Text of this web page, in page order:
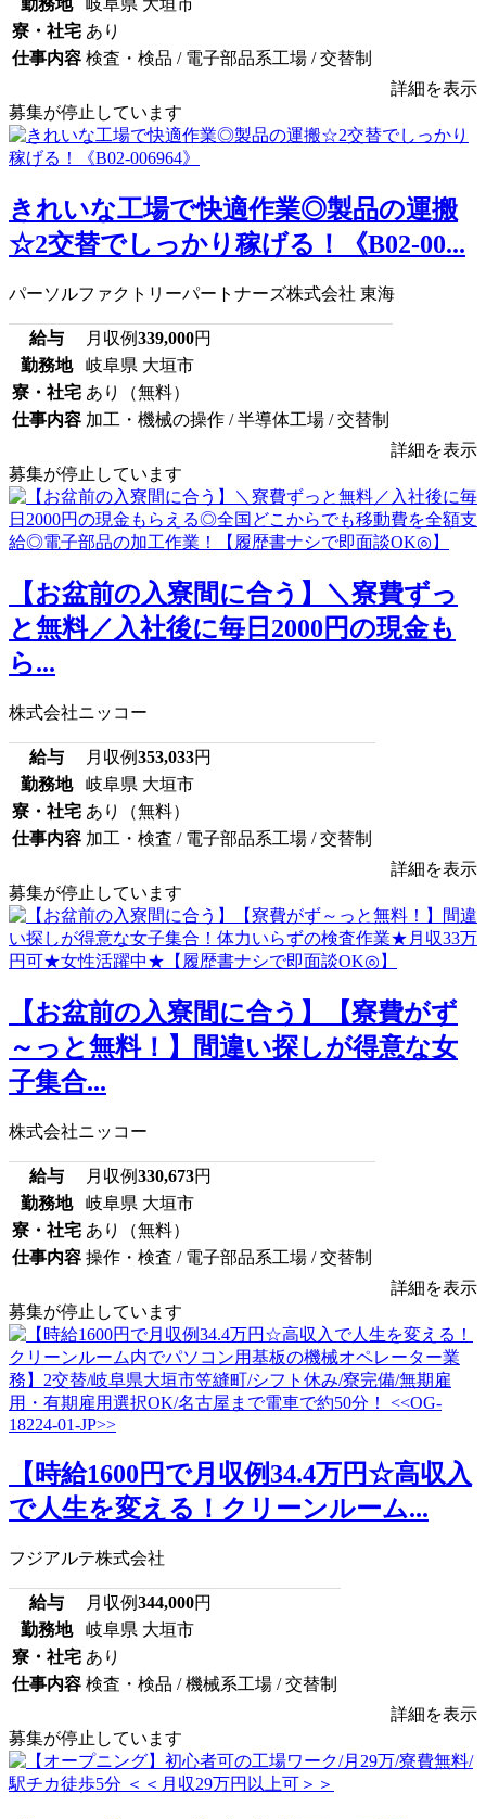
勤務地
岐阜県 大垣市
寮・社宅 あり
仕事内容 検査・検品 / 電子部品系工場 / 交替制
詳細を表示
募集が停止しています
きれいな工場で快適作業◎製品の運搬
☆2交替でしっかり稼げる！《B02-00...
パーソルファクトリーパートナーズ株式会社 東海
給与 月収例339,000円
勤務地
岐阜県 大垣市
寮・社宅 あり（無料）
仕事内容 加工・機械の操作 / 半導体工場 / 交替制
詳細を表示
募集が停止しています
【お盆前の入寮間に合う】＼寮費ずっ
と無料／入社後に毎日2000円の現金も
ら...
株式会社ニッコー
給与 月収例353,033円
勤務地
岐阜県 大垣市
寮・社宅 あり（無料）
仕事内容 加工・検査 / 電子部品系工場 / 交替制
詳細を表示
募集が停止しています
【お盆前の入寮間に合う】【寮費がず
～っと無料！】間違い探しが得意な女
子集合...
株式会社ニッコー
給与 月収例330,673円
勤務地
岐阜県 大垣市
寮・社宅 あり（無料）
仕事内容 操作・検査 / 電子部品系工場 / 交替制
詳細を表示
募集が停止しています
【時給1600円で月収例34.4万円☆高収入
で人生を変える！クリーンルーム...
フジアルテ株式会社
給与 月収例344,000円
勤務地
岐阜県 大垣市
寮・社宅 あり
仕事内容 検査・検品 / 機械系工場 / 交替制
詳細を表示
募集が停止しています